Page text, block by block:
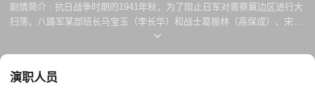
剧情简介 : 抗日战争时期的1941年秋，为了阻止日军对晋察冀边区进行大
扫荡，八路军某部班长马宝玉（李长华）和战士葛振林（高保成）、宋学
义（李力）、胡福才（霍德集）、胡德林（张怀志）五人接受任务登上狼
军连续发起三次猛烈的冲锋，均被他们击退，胜利地完成了牵制日军的任
演职人员